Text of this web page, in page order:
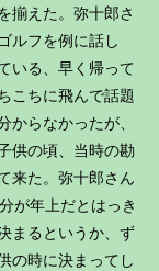
揃えた。弥十郎さ
ルフを例に話し
いる、早く帰って
こちに飛んで話題
らなかったが、
供の頃、当時の勘
来た。弥十郎さん
が年上だとはっき
まるというか、ず
の時に決まってし